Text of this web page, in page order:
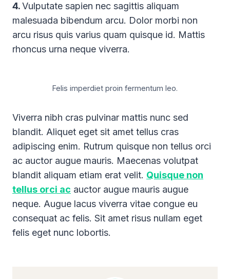
4.Vulputate sapien nec sagittis aliquam
malesuada bibendum arcu. Dolor morbi non
arcu risus quis varius quam quisque id. Mattis
rhoncus urna neque viverra.
Felis imperdiet proin fermentum leo.
Viverra nibh cras pulvinar mattis nunc sed
blandit. Aliquet eget sit amet tellus cras
adipiscing enim. Rutrum quisque non tellus orci
ac auctor augue mauris. Maecenas volutpat
blandit aliquam etiam erat velit. Quisque non
tellus orci ac auctor augue mauris augue
neque. Augue lacus viverra vitae congue eu
consequat ac felis. Sit amet risus nullam eget
felis eget nunc lobortis.